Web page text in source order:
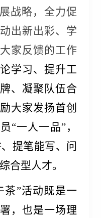
战略，全力促
出新出彩、学
家反馈的工作
学习、提升工
、凝聚队伍合
大家发扬首创
“一人一品”，
提笔能写、问
合型人才。
茶”活动既是一
，也是一场理